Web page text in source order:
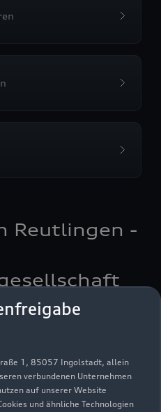
1, 85057 Ingolstadt, allein
verbundenen Unternehmen
auf unserer Website
und ähnliche Technologien
Reutlingen -